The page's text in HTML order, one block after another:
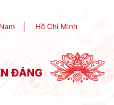
Hồ Chí Minh
ĐẢNG